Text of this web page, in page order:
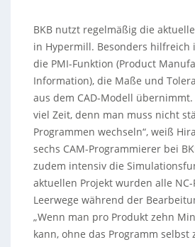
BKB nutzt regelmäßig die
in Hypermill. Besonders hilfreich
die PMI-Funktion (Product
Information), die Maße und
aus dem CAD-Modell
viel Zeit, denn man muss nicht
Programmen wechseln“, weiß
sechs CAM-Programmierer bei
zudem intensiv die
aktuellen Projekt wurden alle
Leerwege während der
„Wenn man pro Produkt zehn
kann, ohne das Programm selbst